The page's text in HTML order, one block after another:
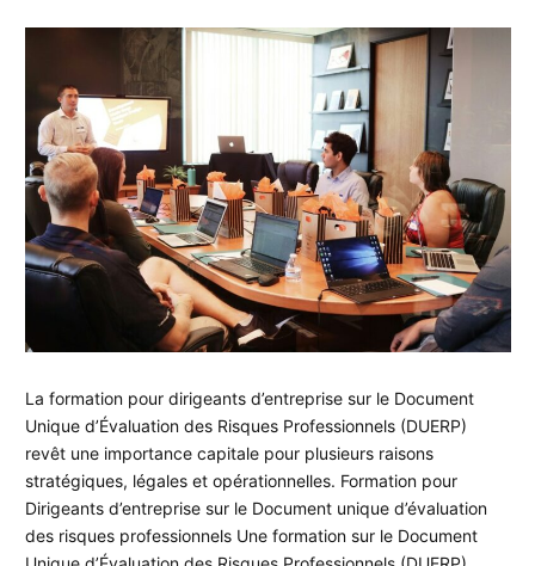
La formation pour dirigeants d’entreprise sur le Document
Unique d’Évaluation des Risques Professionnels (DUERP)
revêt une importance capitale pour plusieurs raisons
stratégiques, légales et opérationnelles. Formation pour
Dirigeants d’entreprise sur le Document unique d’évaluation
des risques professionnels Une formation sur le Document